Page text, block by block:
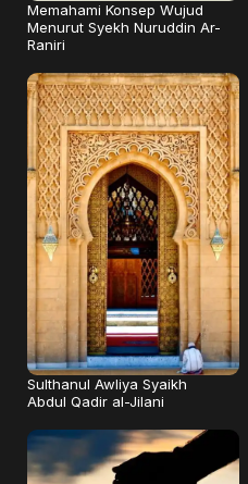
Memahami Konsep Wujud
Menurut Syekh Nuruddin Ar-
Raniri
Sulthanul Awliya Syaikh
Abdul Qadir al-Jilani